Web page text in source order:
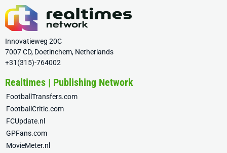
Innovatieweg 20C
7007 CD, Doetinchem, Netherlands
+31(315)-764002
Realtimes | Publishing Network
FootballTransfers.com
FootballCritic.com
FCUpdate.nl
GPFans.com
MovieMeter.nl